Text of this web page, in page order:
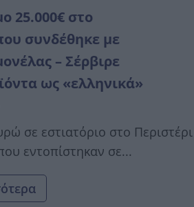
25.000€ στο
συνδέθηκε με
– Σέρβιρε
ως «ελληνικά»
σε εστιατόριο στο Περιστέρι
εντοπίστηκαν σε...